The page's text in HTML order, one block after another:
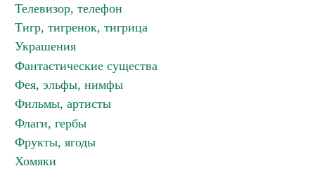
Телевизор, телефон
Тигр, тигренок, тигрица
Украшения
Фантастические существа
Фея, эльфы, нимфы
Фильмы, артисты
Флаги, гербы
Фрукты, ягоды
Хомяки